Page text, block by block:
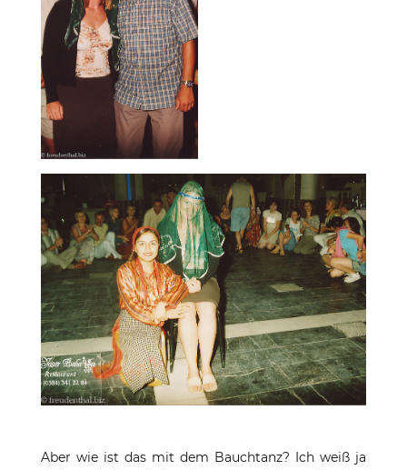
Aber wie ist das mit dem Bauchtanz? Ich weiß ja